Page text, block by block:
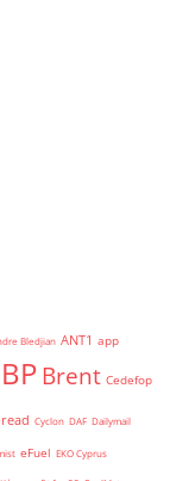
Bledjian ANT1 app
BPBrent Cedefop
Cyclon DAF Dailymail
eFuel EKO Cyprus